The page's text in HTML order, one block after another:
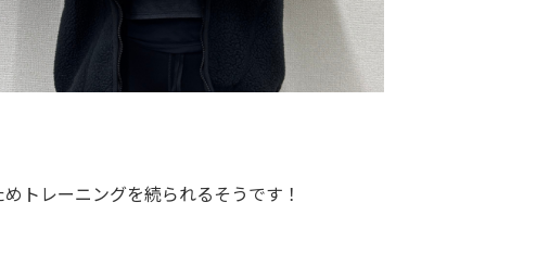
トレーニングを続られるそうです！